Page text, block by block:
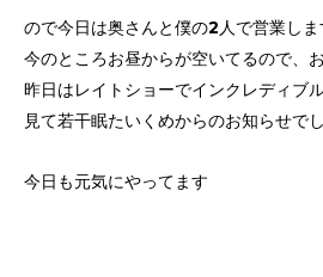
ので今日は奥さんと僕の2人で営業しま
今のところお昼からが空いてるので、
昨日はレイトショーでインクレディブ
見て若干眠たいくめからのお知らせでし
今日も元気にやってます